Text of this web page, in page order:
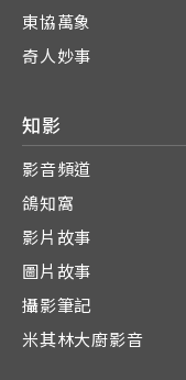
東協萬象
奇人妙事
知影
影音頻道
鴿知窩
影片故事
圖片故事
攝影筆記
米其林大廚影音